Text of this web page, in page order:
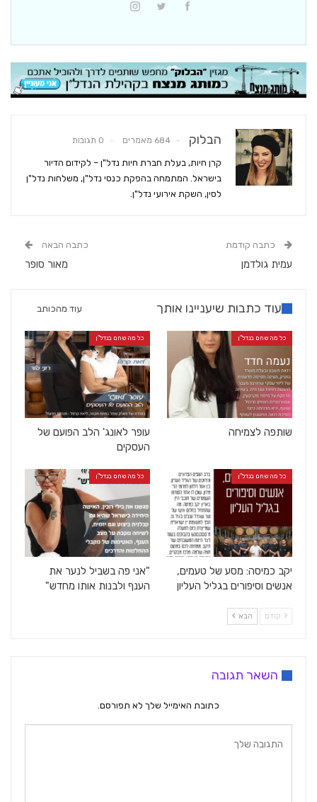
הבלוק 684 מאמרים 0 תגובות
קרן חיות, בעלת חברת חיות נדל"ן – לקידום הדיור
בישראל. המתמחה בהפקת כנסי נדל"ן, משלחות נדל"ן
לסין, השקת אירועי נדל"ן.
כתבה קודמת
עמית גולדמן
כתבה הבאה
מאור סופר
עוד כתבות שיעניינו אותך עוד מהכותב
כל מה שחם בנדל"ן
שותפה לצמיחה
כל מה שחם בנדל"ן
עופר לאונג' הלב הפועם של
העסקים
כל מה שחם בנדל"ן
יקב כמיסה: מסע של טעמים,
אנשים וסיפורים בגליל העליון
כל מה שחם בנדל"ן
"אני פה בשביל לנער את
הענף ולבנות אותו מחדש"
קודם הבא
השאר תגובה
כתובת האימייל שלך לא תפורסם.